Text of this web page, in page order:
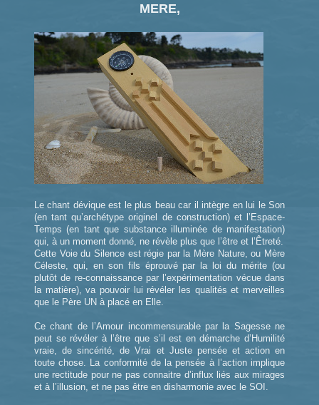
MERE,
Le chant dévique est le plus beau car il intègre en lui le Son
(en tant qu’archétype originel de construction) et l’Espace-
Temps (en tant que substance illuminée de manifestation)
qui, à un moment donné, ne révèle plus que l’être et l’Êtreté.
Cette Voie du Silence est régie par la Mère Nature, ou Mère
Céleste, qui, en son fils éprouvé par la loi du mérite (ou
plutôt de re-connaissance par l’expérimentation vécue dans
la matière), va pouvoir lui révéler les qualités et merveilles
que le Père UN à placé en Elle.
Ce chant de l’Amour incommensurable par la Sagesse ne
peut se révéler à l’être que s’il est en démarche d’Humilité
vraie, de sincérité, de Vrai et Juste pensée et action en
toute chose. La conformité de la pensée à l’action implique
une rectitude pour ne pas connaitre d’influx liés aux mirages
et à l’illusion, et ne pas être en disharmonie avec le SOI.